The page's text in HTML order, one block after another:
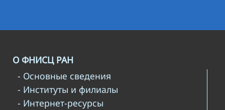
О ФНИСЦ РАН
- Основные сведения
- Институты и филиалы
- Интернет-ресурсы